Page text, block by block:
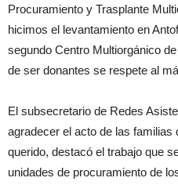
Procuramiento y Trasplante
hicimos el levantamiento en
segundo Centro Multiorgánico
de ser donantes se respete al
El subsecretario de Redes
agradecer el acto de las
querido, destacó el trabajo que
unidades de procuramiento de